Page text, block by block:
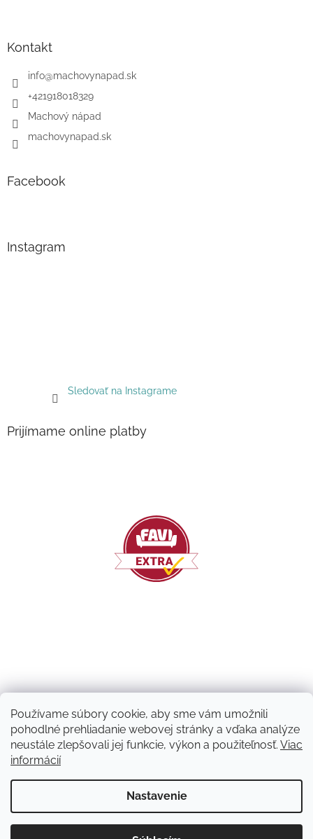
Používame súbory cookie, aby sme vám umožnili
pohodlné prehliadanie webovej stránky a vďaka analýze
neustále zlepšovali jej funkcie, výkon a použiteľnosť. Viac
informácií
Nastavenie
Kontakt
info@machovynapad.sk
+421918018329
Machový nápad
machovynapad.sk
Facebook
Instagram
Sledovať na Instagrame
Prijímame online platby